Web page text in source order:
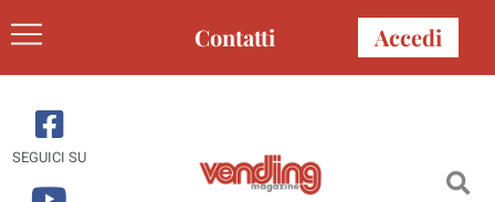
Contatti Accedi
SEGUICI SU